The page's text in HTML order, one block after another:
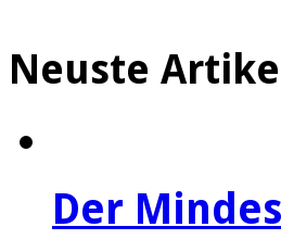
Neuste Artikel
Der